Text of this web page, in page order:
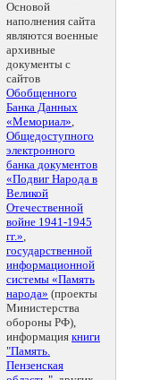
Основой
наполнения сайта
являются военные
архивные
документы с
сайтов
Обобщенного
Банка Данных
«Мемориал»,
Общедоступного
электронного
банка документов
«Подвиг Народа в
Великой
Отечественной
войне 1941-1945
гг.»,
государственной
информационной
системы «Память
народа» (проекты
Министерства
обороны РФ),
информация книги
"Память.
Пензенская